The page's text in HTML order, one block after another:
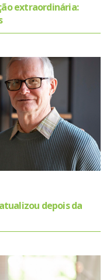
extraordinária:
depois da